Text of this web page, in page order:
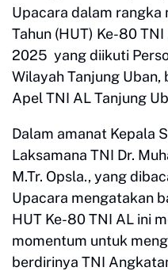
Upacara dalam
Tahun (HUT) Ke-80
2025 yang diikuti
Wilayah Tanjung
Apel TNI AL Tanjung
Dalam amanat Kepala
Laksamana TNI Dr.
M.Tr. Opsla., yang
Upacara mengatakan
HUT Ke-80 TNI AL ini
momentum untuk
berdirinya TNI